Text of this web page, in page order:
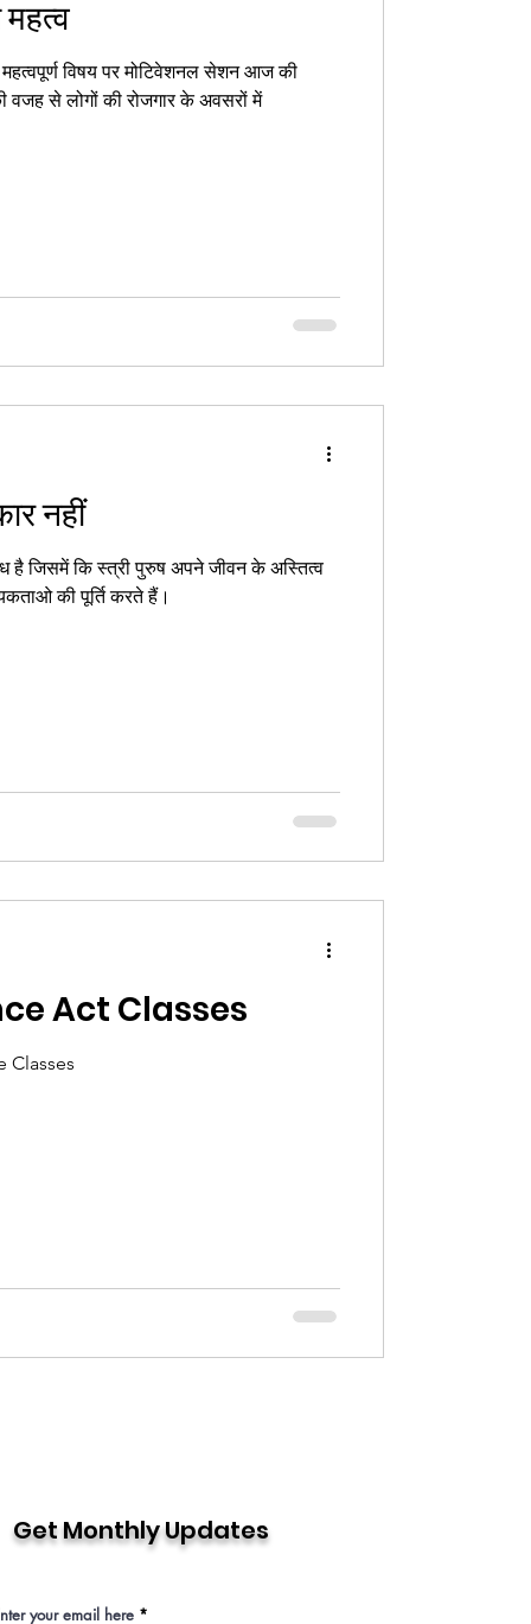
विषय पर मोटिवेशनल सेशन आज की
वजह से लोगों की रोजगार के अवसरों में
नहीं
है जिसमें कि स्त्री पुरुष अपने जीवन के अस्तित्व
के लिए सभी आवश्यकताओ की पूर्ति करते हैं।
Act Classes
Classes
Get Monthly Updates
your email here